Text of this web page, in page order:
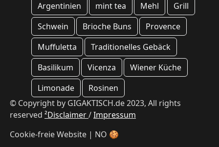
Argentinien
mint tea Mehl
Grill
Schwein
Brioche Buns
Provence
Muffuletta
Traditionelles Gebäck
Basilikum
Vicenza
Wiener Küche
Limonade
Rosinen
© Copyright by GIGAKTISCH.de 2023, All rights
reserved ²Disclaimer/Impressum
Cookie-freie Website | NO 🍪